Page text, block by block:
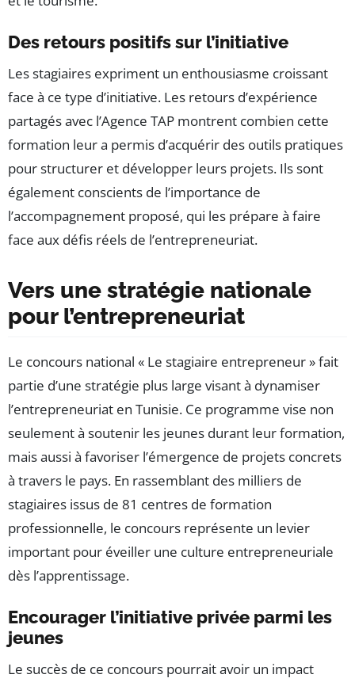
Des retours positifs sur l’initiative
Les stagiaires expriment un enthousiasme croissant
face à ce type d’initiative. Les retours d’expérience
partagés avec l’Agence TAP montrent combien cette
formation leur a permis d’acquérir des outils pratiques
pour structurer et développer leurs projets. Ils sont
également conscients de l’importance de
l’accompagnement proposé, qui les prépare à faire
face aux défis réels de l’entrepreneuriat.
Vers une stratégie nationale
pour l’entrepreneuriat
Le concours national « Le stagiaire entrepreneur » fait
partie d’une stratégie plus large visant à dynamiser
l’entrepreneuriat en Tunisie. Ce programme vise non
seulement à soutenir les jeunes durant leur formation,
mais aussi à favoriser l’émergence de projets concrets
à travers le pays. En rassemblant des milliers de
stagiaires issus de 81 centres de formation
professionnelle, le concours représente un levier
important pour éveiller une culture entrepreneuriale
dès l’apprentissage.
Encourager l’initiative privée parmi les
jeunes
Le succès de ce concours pourrait avoir un impact